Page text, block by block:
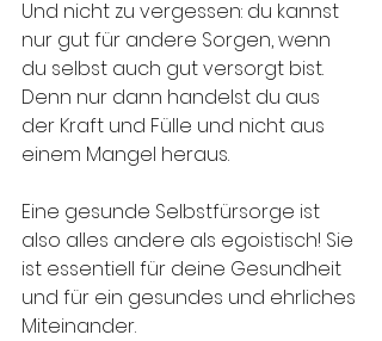
Und nicht zu vergessen: du kannst
nur gut für andere Sorgen, wenn
du selbst auch gut versorgt bist.
Denn nur dann handelst du aus
der Kraft und Fülle und nicht aus
einem Mangel heraus.
Eine gesunde Selbstfürsorge ist
also alles andere als egoistisch! Sie
ist essentiell für deine Gesundheit
und für ein gesundes und ehrliches
Miteinander.